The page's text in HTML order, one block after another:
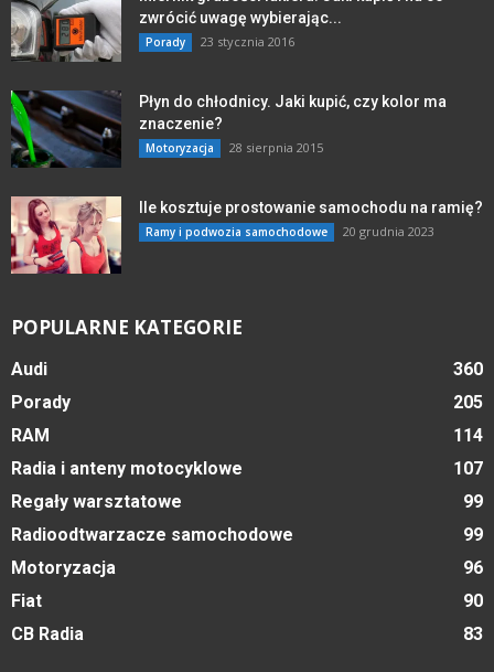
zwrócić uwagę wybierając...
Porady 23 stycznia 2016
Płyn do chłodnicy. Jaki kupić, czy kolor ma
znaczenie?
Motoryzacja 28 sierpnia 2015
Ile kosztuje prostowanie samochodu na ramię?
Ramy i podwozia samochodowe 20 grudnia 2023
POPULARNE KATEGORIE
Audi
360
Porady
205
RAM
114
Radia i anteny motocyklowe
107
Regały warsztatowe
99
Radioodtwarzacze samochodowe
99
Motoryzacja
96
Fiat
90
CB Radia
83